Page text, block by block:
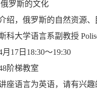
罗斯的文化
绍，俄罗斯的自然资源
科大学语言系副教授
月 17 日 18:30～19:30
阶梯教室
座语言为英语，请有兴趣